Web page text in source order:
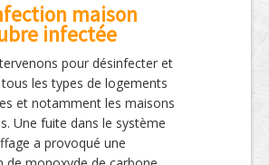
maison
infectée
pour désinfecter et
les types de logements
et notamment les maisons
Une fuite dans le système
a provoqué une